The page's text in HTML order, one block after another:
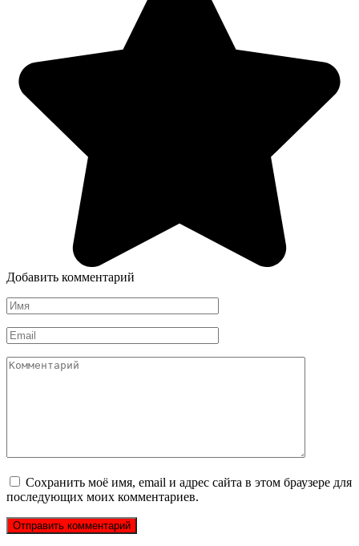
Добавить комментарий
Имя
*
Email
*
Комментарий
Сохранить моё имя, email и адрес сайта в этом браузере для
последующих моих комментариев.